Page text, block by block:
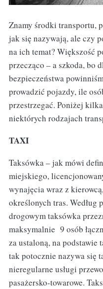
Znamy środki transportu,
jak się nazywają, ale czy
na ich temat? Większość
przecząco – a szkoda, bo
bezpieczeństwa
prowadzić pojazdy, ile
przestrzegać. Poniżej
niektórych rodzajach
TAXI
Taksówka – jak mówi
miejskiego,
wynajęcia wraz z
określonych tras. Według
drogowym taksówka
maksymalnie 9 osób
za ustaloną, na podstawie
tak potocznie nazywa się
nieregularne usługi
pasażersko-towarowe.